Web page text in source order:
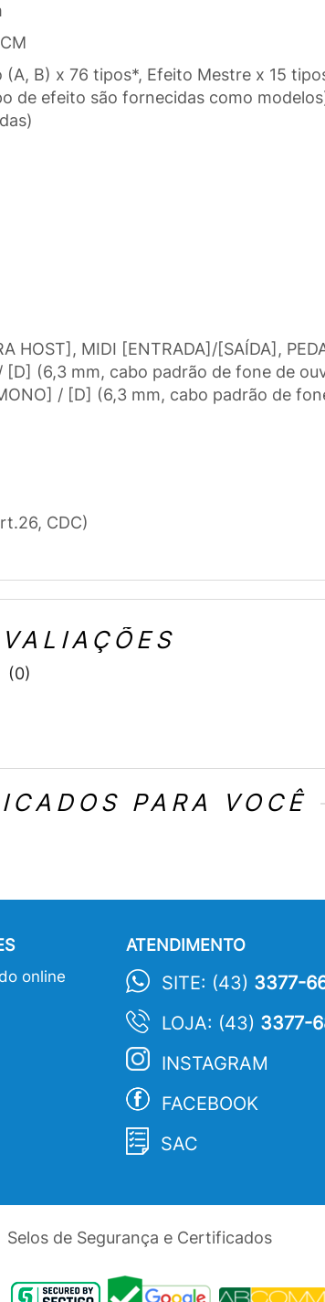
B) x 76 tipos*, Efeito Mestre x 15
de efeito são fornecidas como
HOST], MIDI [ENTRADA]/[SAÍDA],
[D] (6,3 mm, cabo padrão de fone de
/ [D] (6,3 mm, cabo padrão de
CDC)
(0)
PARA VOCÊ
online
ATENDIMENTO
SITE: (43) 3377-
LOJA: (43) 3377-
INSTAGRAM
FACEBOOK
SAC
Selos de Segurança e Certificados